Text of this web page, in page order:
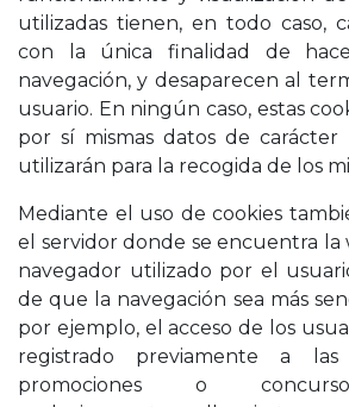
utilizadas tienen, en todo caso,
con la única finalidad de
navegación, y desaparecen al
usuario. En ningún caso, estas
por sí mismas datos de
utilizarán para la recogida de los
Mediante el uso de cookies
el servidor donde se encuentra la
navegador utilizado por el
de que la navegación sea más
por ejemplo, el acceso de los
registrado previamente a las
promociones o